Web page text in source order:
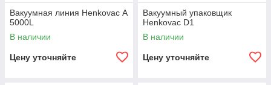
Вакуумная линия Henkovac А
5000L
В наличии
Цену уточняйте
Вакуумный упаковщик
Henkovac D1
В наличии
Цену уточняйте